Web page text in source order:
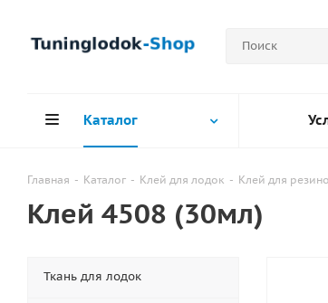
Каталог
Главная - Каталог - Клей для лодок - Клей для
Клей 4508 (30мл)
Ткань для лодок